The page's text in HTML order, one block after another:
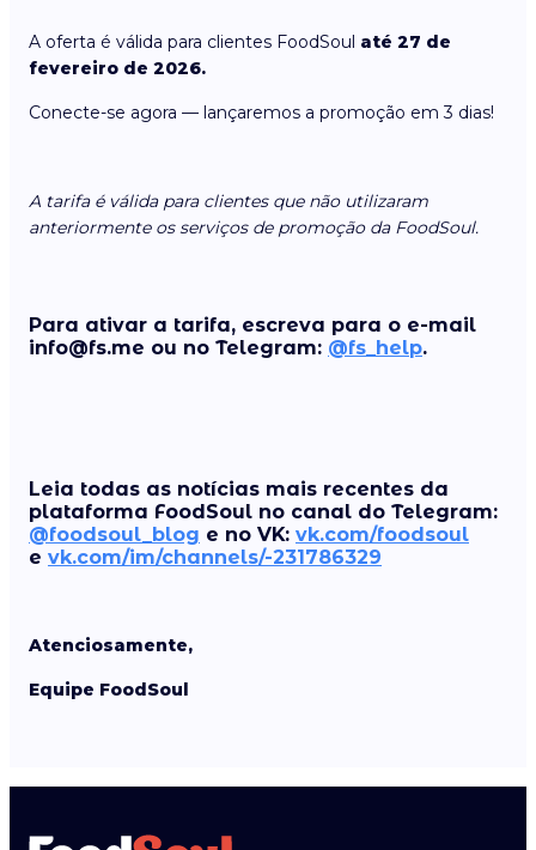
A oferta é válida para clientes FoodSoul até 27 de
fevereiro de 2026.
Conecte-se agora — lançaremos a promoção em 3 dias!
A tarifa é válida para clientes que não utilizaram
anteriormente os serviços de promoção da FoodSoul.
Para ativar a tarifa, escreva para o e-mail
info@fs.me ou no Telegram: @fs_help.
Leia todas as notícias mais recentes da
plataforma FoodSoul no canal do Telegram:
@foodsoul_blog e no VK: vk.com/foodsoul
e vk.com/im/channels/-231786329
Atenciosamente,
Equipe FoodSoul